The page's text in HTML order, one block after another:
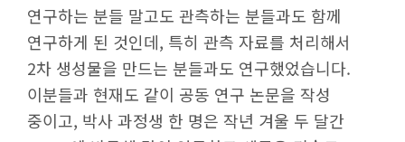
연구하는 분들 말고도 관측하는 분들과도 함께
연구하게 된 것인데, 특히 관측 자료를 처리해서
2차 생성물을 만드는 분들과도 연구했었습니다.
이분들과 현재도 같이 공동 연구 논문을 작성
중이고, 박사 과정생 한 명은 작년 겨울 두 달간